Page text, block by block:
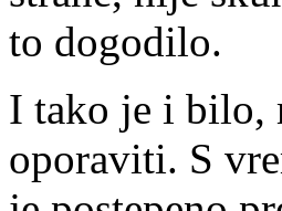
to dogodilo.
I tako je i bilo,
oporaviti. S